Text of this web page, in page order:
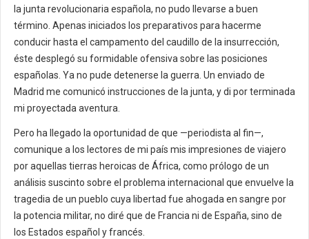
la junta revolucionaria española, no pudo llevarse a buen
término. Apenas iniciados los preparativos para hacerme
conducir hasta el campamento del caudillo de la insurrección,
éste desplegó su formidable ofensiva sobre las posiciones
españolas. Ya no pude detenerse la guerra. Un enviado de
Madrid me comunicó instrucciones de la junta, y di por terminada
mi proyectada aventura.
Pero ha llegado la oportunidad de que —periodista al fin—,
comunique a los lectores de mi país mis impresiones de viajero
por aquellas tierras heroicas de África, como prólogo de un
análisis suscinto sobre el problema internacional que envuelve la
tragedia de un pueblo cuya libertad fue ahogada en sangre por
la potencia militar, no diré que de Francia ni de España, sino de
los Estados español y francés.